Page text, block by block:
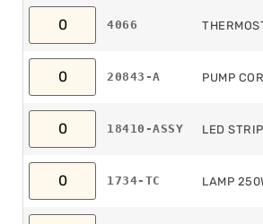
4066
20843-A PUMP
18410-ASSY LED
1734-TC LAMP